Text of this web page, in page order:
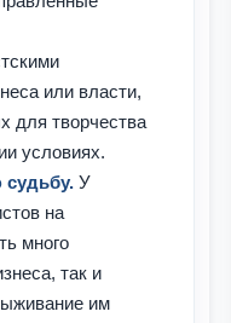
или власти,
для творчества
условиях.
судьбу. У
на
много
так и
им